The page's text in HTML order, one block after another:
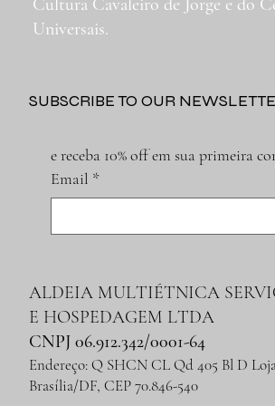
e receba 10% off em sua primeira
Email *
Universais.
SUBSCRIBE TO OUR
ALDEIA MULTIÉTNICA
E HOSPEDAGEM LTDA
CNPJ 06.912.342/0001-64
Endereço: Q SHCN CL Qd 405 Bl D
Brasília/DF, CEP 70.846-540